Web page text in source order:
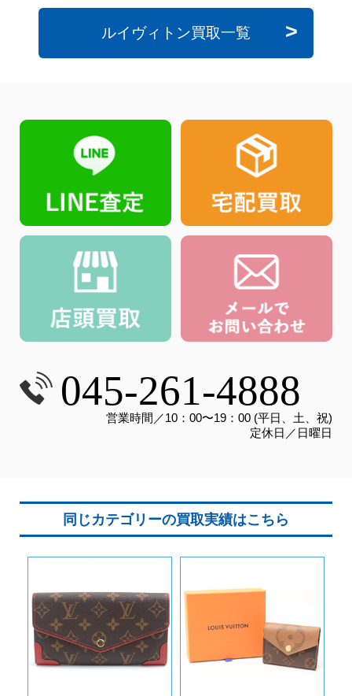
ルイヴィトン買取一覧
045-261-4888
営業時間／10：00〜19：00 (平日、土、祝)
定休日／日曜日
同じカテゴリーの買取実績はこちら